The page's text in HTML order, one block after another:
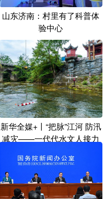
黑龙江
Français عربى
日本語 한국어
山东济南：村里有了科普体
验中心
新华全媒+丨“把脉”江河 防汛
减灾——一代代水文人接力